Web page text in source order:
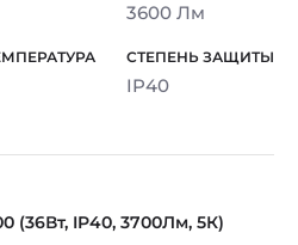
3600 Лм
IP40
(36Вт, IP40, 3700Лм, 5К)